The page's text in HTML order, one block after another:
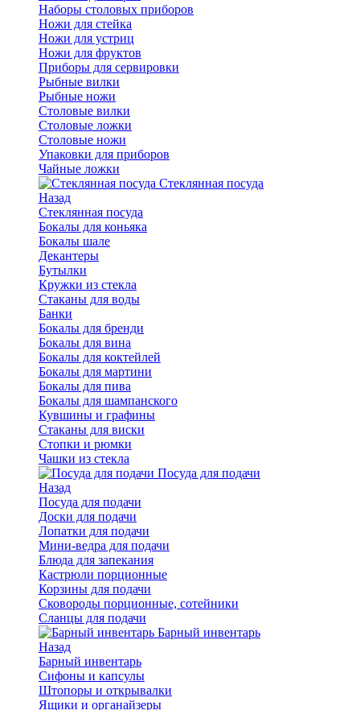
Наборы столовых приборов
Ножи для стейка
Ножи для устриц
Ножи для фруктов
Приборы для сервировки
Рыбные вилки
Рыбные ножи
Столовые вилки
Столовые ложки
Столовые ножи
Упаковки для приборов
Чайные ложки
Стеклянная посуда
Назад
Стеклянная посуда
Бокалы для коньяка
Бокалы шале
Декантеры
Бутылки
Кружки из стекла
Стаканы для воды
Банки
Бокалы для бренди
Бокалы для вина
Бокалы для коктейлей
Бокалы для мартини
Бокалы для пива
Бокалы для шампанского
Кувшины и графины
Стаканы для виски
Стопки и рюмки
Чашки из стекла
Посуда для подачи
Назад
Посуда для подачи
Доски для подачи
Лопатки для подачи
Мини-ведра для подачи
Блюда для запекания
Кастрюли порционные
Корзины для подачи
Сковороды порционные, сотейники
Сланцы для подачи
Барный инвентарь
Назад
Барный инвентарь
Сифоны и капсулы
Штопоры и открывалки
Ящики и органайзеры